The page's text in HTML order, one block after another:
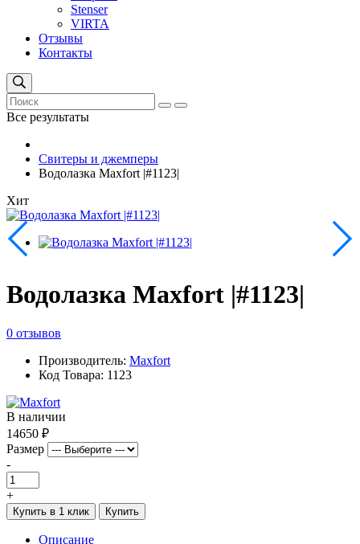
Stenser
VIRTA
Отзывы
Контакты
Все результаты
Свитеры и джемперы
Водолазка Maxfort |#1123|
Хит
Водолазка Maxfort |#1123|
0 отзывов
Производитель: Maxfort
Код Товара: 1123
В наличии
14650 ₽
Размер
-
+
Купить в 1 клик Купить
Описание